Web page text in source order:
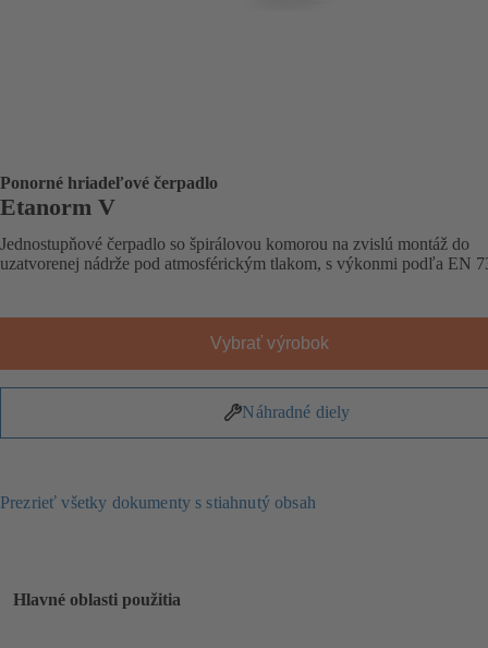
Ponorné hriadeľové čerpadlo
Etanorm V
Jednostupňové čerpadlo so špirálovou komorou na zvislú montáž do
uzatvorenej nádrže pod atmosférickým tlakom, s výkonmi podľa EN
Vybrať výrobok
Náhradné diely
Prezrieť všetky dokumenty s stiahnutý obsah
Hlavné oblasti použitia